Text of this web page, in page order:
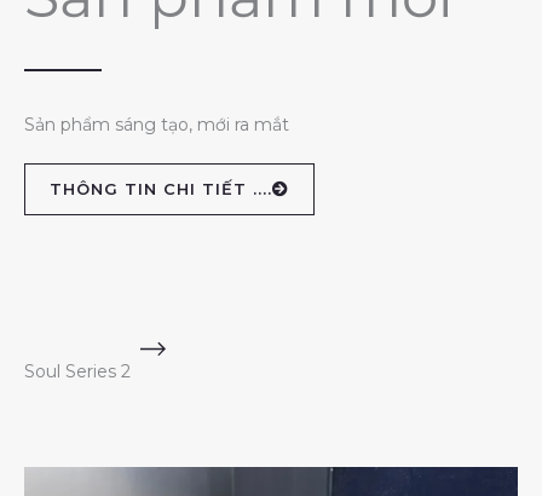
Sản phẩm sáng tạo, mới ra mắt
THÔNG TIN CHI TIẾT ....
Soul Series 2